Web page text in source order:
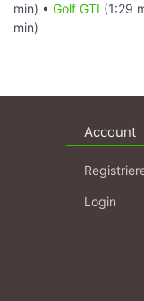
min) • Golf GTI (1:29
min)
Account
Login